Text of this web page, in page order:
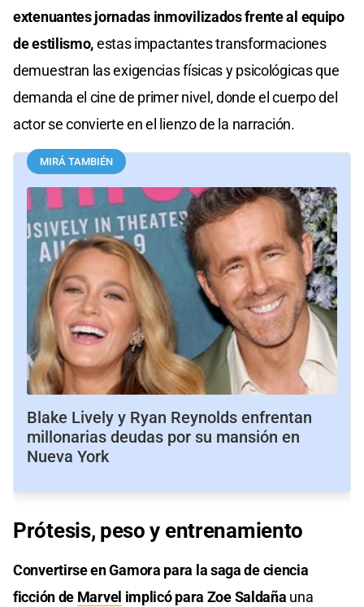
extenuantes jornadas inmovilizados frente al equipo
de estilismo,estas impactantes transformaciones
demuestran las exigencias físicas y psicológicas que
demanda el cine de primer nivel, donde el cuerpo del
actor se convierte en el lienzo de la narración.
MIRÁ TAMBIÉN
Blake Lively y Ryan Reynolds enfrentan
millonarias deudas por su mansión en
Nueva York
Prótesis, peso y entrenamiento
Convertirse en Gamora para la saga de ciencia
ficción de Marvel implicó para Zoe Saldaña una